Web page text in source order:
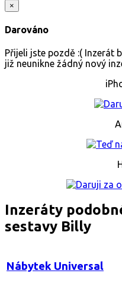
×
Darováno
Přijeli jste pozdě :( Inzerát
již neunikne žádný nový
Inzeráty
sestavy Billy
Nábytek Universal